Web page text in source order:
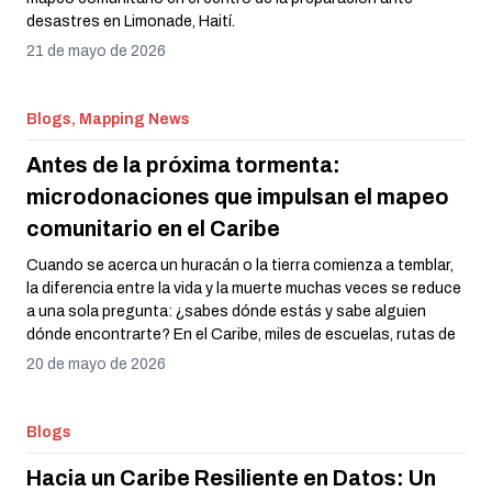
desastres en Limonade, Haití.
21 de mayo de 2026
Blogs, Mapping News
Antes de la próxima tormenta:
microdonaciones que impulsan el mapeo
comunitario en el Caribe
Cuando se acerca un huracán o la tierra comienza a temblar,
la diferencia entre la vida y la muerte muchas veces se reduce
a una sola pregunta: ¿sabes dónde estás y sabe alguien
dónde encontrarte? En el Caribe, miles de escuelas, rutas de
evacuación y costas vulnerables no tenían respuesta a esa
2025 se propuso cambiar eso, una comunidad a la vez. Ante el
agravamiento de las amenazas climáticas, organizaciones
locales en Haití, Santa Lucía, Trinidad y Tobago, y Granada
20 de mayo de 2026
Blogs
Hacia un Caribe Resiliente en Datos: Un